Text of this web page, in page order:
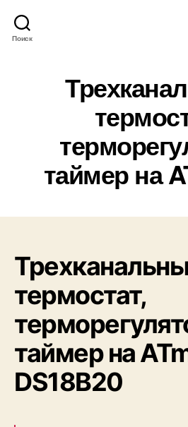
Поиск
таймер на
термостат,
таймер на
DS18B20